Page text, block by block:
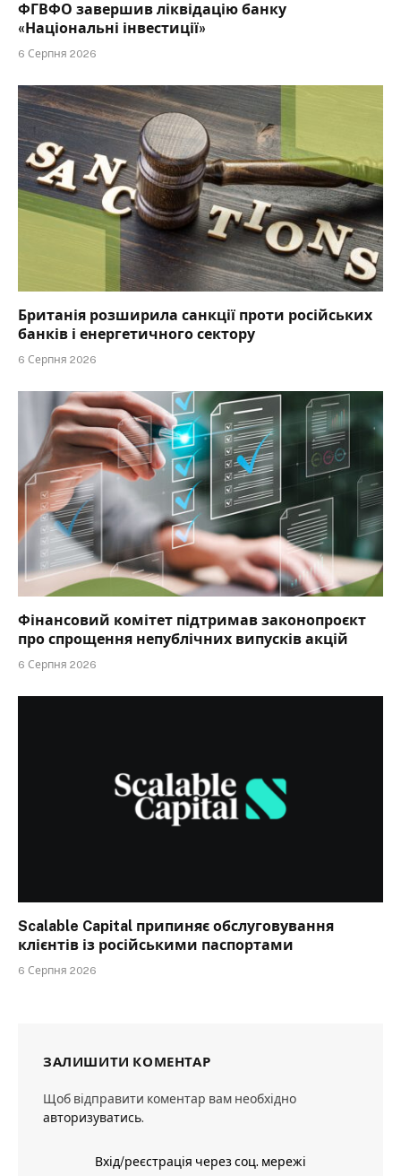
ФГВФО завершив ліквідацію банку
«Національні інвестиції»
6 Серпня 2026
Британія розширила санкції проти російських
банків і енергетичного сектору
6 Серпня 2026
Фінансовий комітет підтримав законопроєкт
про спрощення непублічних випусків акцій
6 Серпня 2026
Scalable Capital припиняє обслуговування
клієнтів із російськими паспортами
6 Серпня 2026
ЗАЛИШИТИ КОМЕНТАР
Щоб відправити коментар вам необхідно
авторизуватись.
Вхід/реєстрація через соц. мережі